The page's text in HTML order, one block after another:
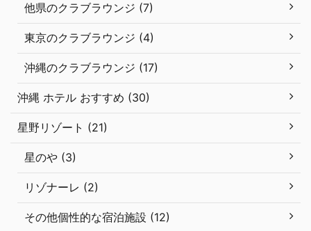
他県のクラブラウンジ (7)
東京のクラブラウンジ (4)
沖縄のクラブラウンジ (17)
沖縄 ホテル おすすめ (30)
星野リゾート (21)
星のや (3)
リゾナーレ (2)
その他個性的な宿泊施設 (12)